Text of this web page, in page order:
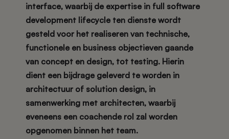
interface, waarbij de expertise in full software
development lifecycle ten dienste wordt
gesteld voor het realiseren van technische,
functionele en business objectieven gaande
van concept en design, tot testing. Hierin
dient een bijdrage geleverd te worden in
architectuur of solution design, in
samenwerking met architecten, waarbij
eveneens een coachende rol zal worden
opgenomen binnen het team.